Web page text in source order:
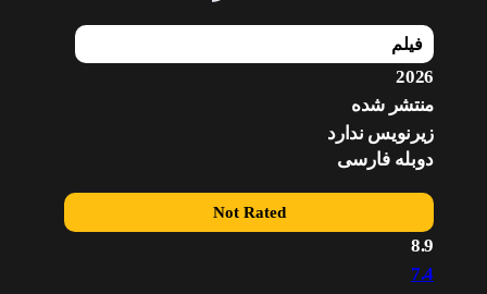
فیلم
2026
منتشر شده
زیرنویس ندارد
دوبله فارسی
Not Rated
8.9
7.4